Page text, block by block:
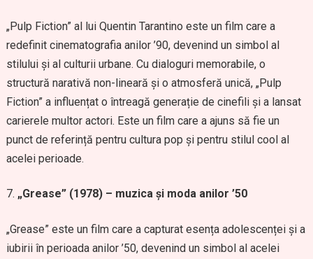
„Pulp Fiction” al lui Quentin Tarantino este un film care a
redefinit cinematografia anilor ’90, devenind un simbol al
stilului și al culturii urbane. Cu dialoguri memorabile, o
structură narativă non-lineară și o atmosferă unică, „Pulp
Fiction” a influențat o întreagă generație de cinefili și a lansat
carierele multor actori. Este un film care a ajuns să fie un
punct de referință pentru cultura pop și pentru stilul cool al
acelei perioade.
„Grease” (1978) – muzica și moda anilor ’50
„Grease” este un film care a capturat esența adolescenței și a
iubirii în perioada anilor ’50, devenind un simbol al acelei